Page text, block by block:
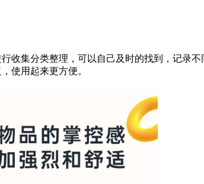
收集分类整理，可以自己及时的找到，记录
使用起来更方便。